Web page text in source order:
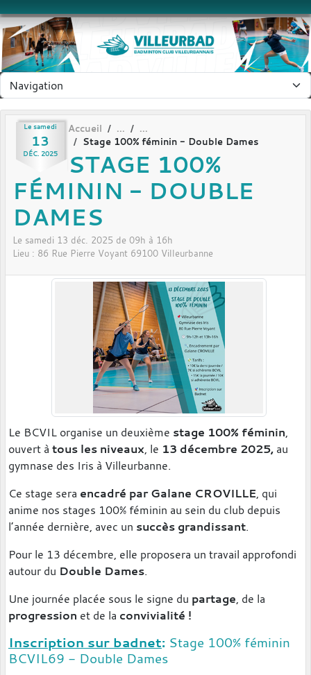
Le samedi
13
DÉC. 2025
Accueil
Stage 100% féminin - Double Dames
STAGE 100%
FÉMININ - DOUBLE
DAMES
Le samedi 13 déc. 2025 de 09h à 16h
Lieu : 86 Rue Pierre Voyant 69100 Villeurbanne
Le BCVIL organise un deuxième stage 100% féminin,
ouvert à tous les niveaux, le 13 décembre 2025, au
gymnase des Iris à Villeurbanne.
Ce stage sera encadré par Galane CROVILLE, qui
anime nos stages 100% féminin au sein du club depuis
l’année dernière, avec un succès grandissant.
Pour le 13 décembre, elle proposera un travail approfondi
autour du Double Dames.
Une journée placée sous le signe du partage, de la
progression et de la convivialité !
Inscription sur badnet: Stage 100% féminin
BCVIL69 - Double Dames